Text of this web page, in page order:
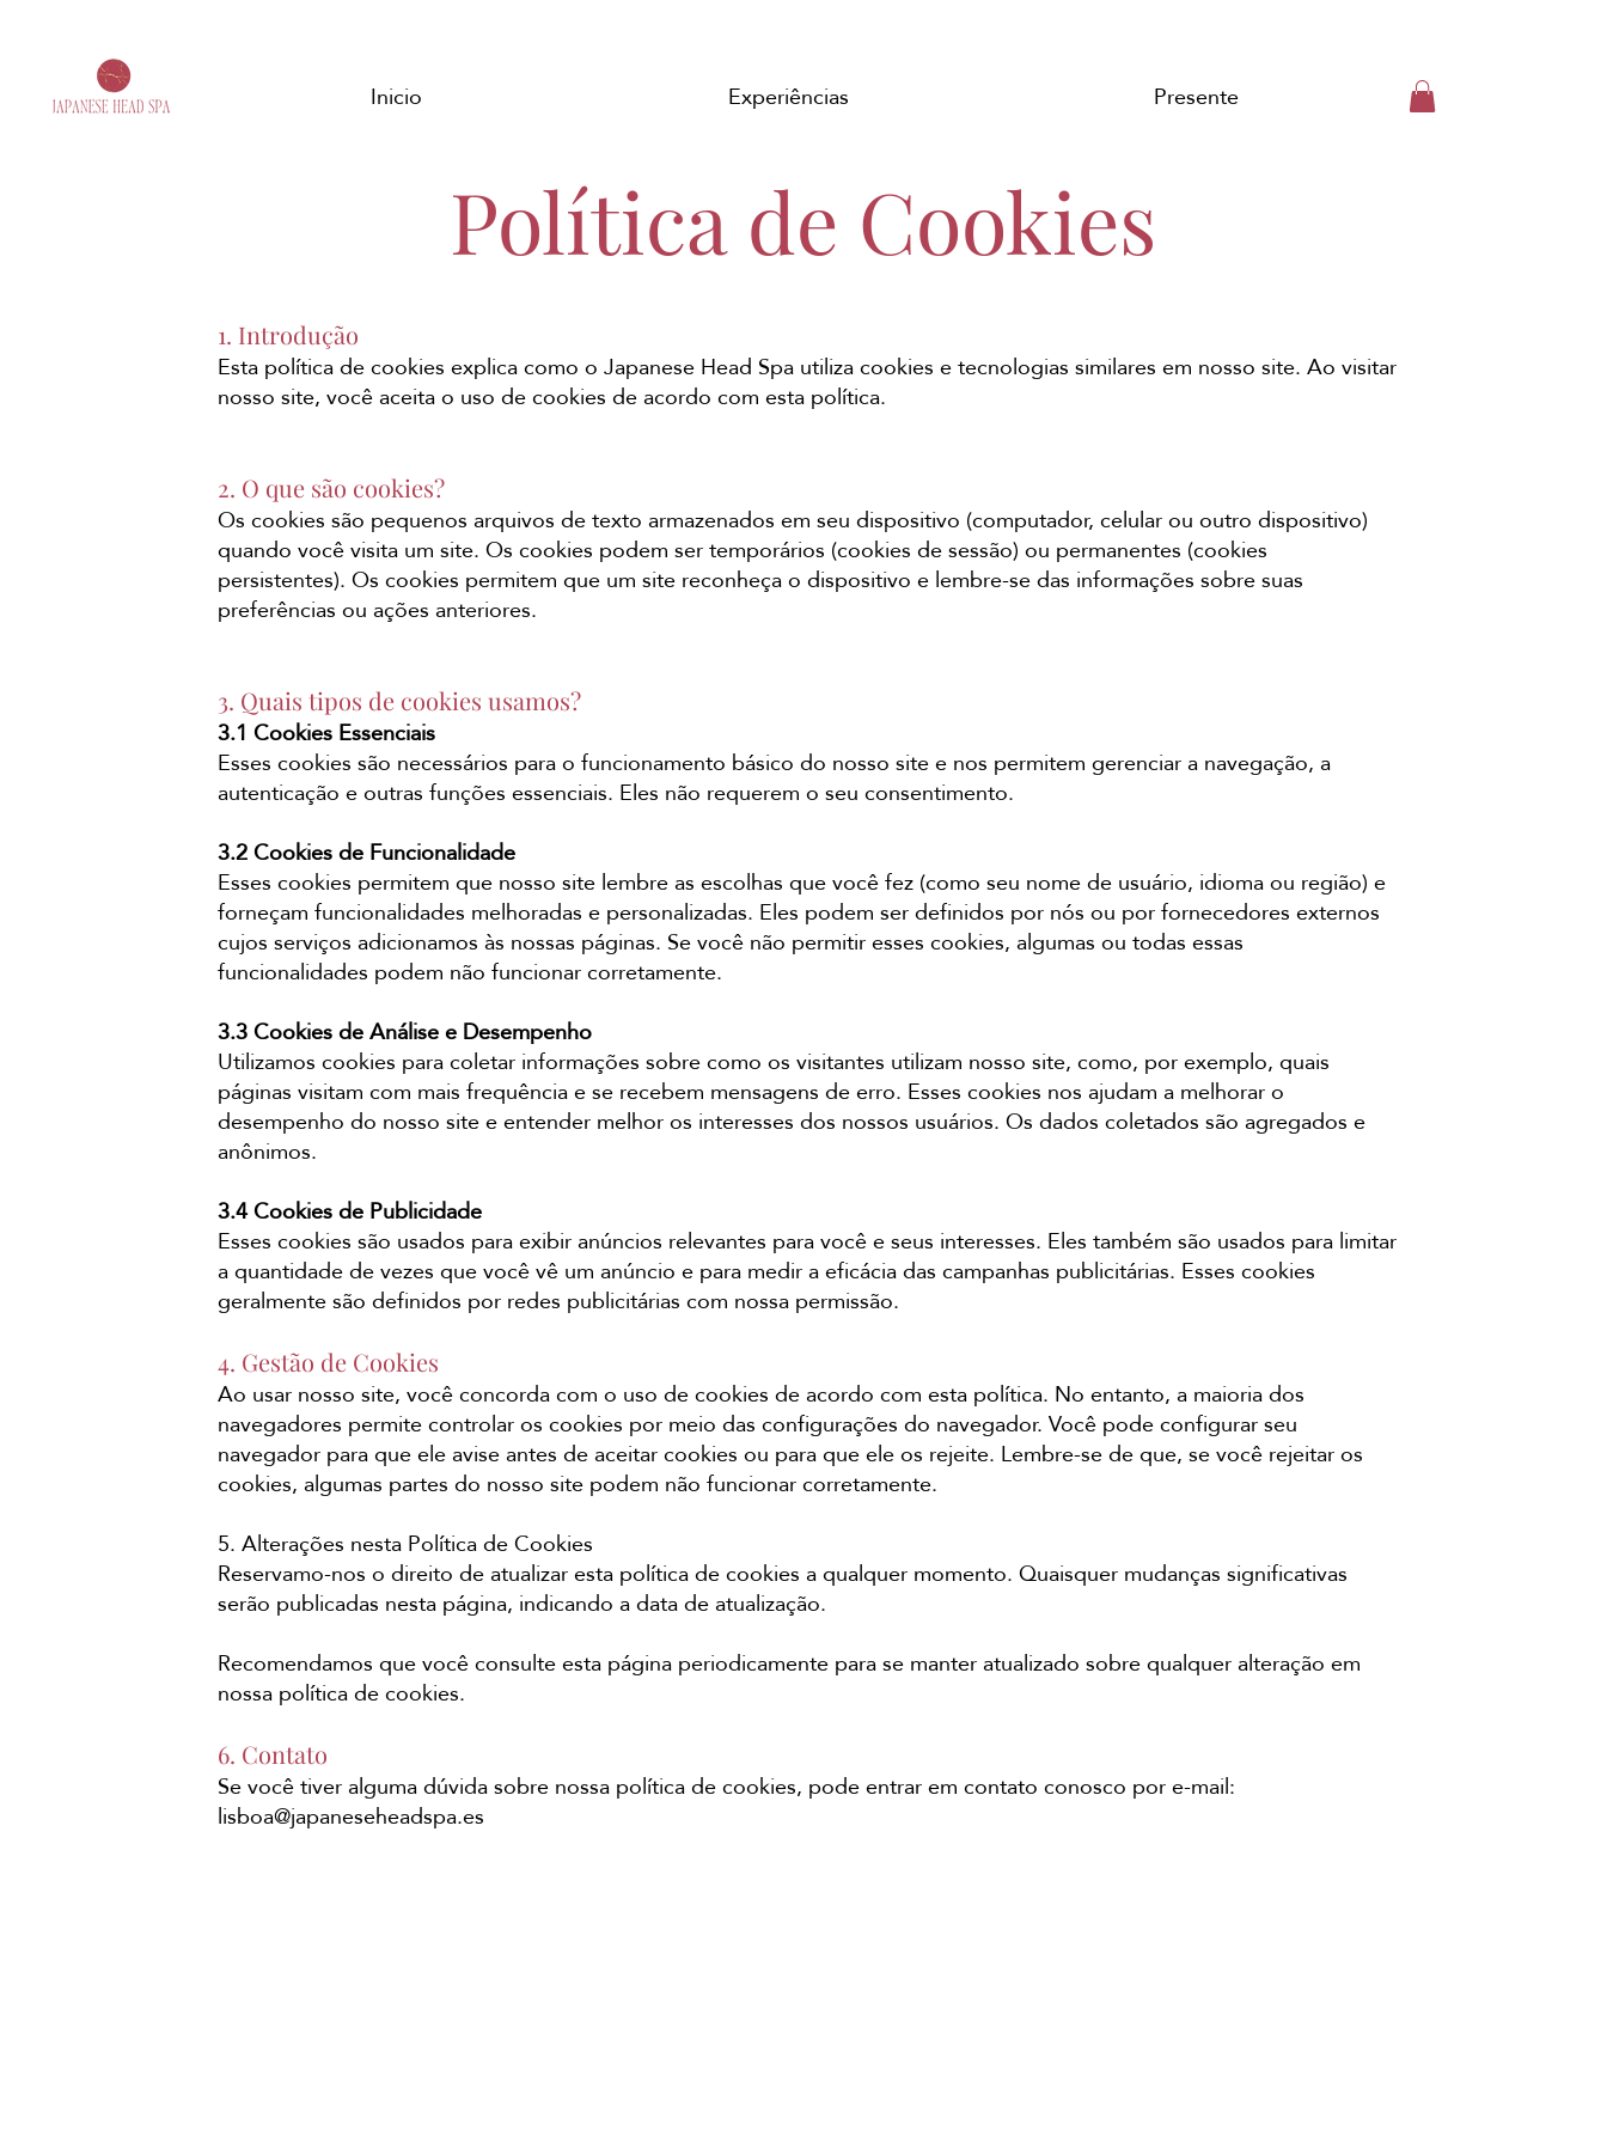
Inicio Experiências Presente
Política de Cookies
1. Introdução
Esta política de cookies explica como o Japanese Head Spa utiliza cookies e tecnologias similares em nosso site. Ao visitar
nosso site, você aceita o uso de cookies de acordo com esta política.
2. O que são cookies?
Os cookies são pequenos arquivos de texto armazenados em seu dispositivo (computador, celular ou outro dispositivo)
quando você visita um site. Os cookies podem ser temporários (cookies de sessão) ou permanentes (cookies
persistentes). Os cookies permitem que um site reconheça o dispositivo e lembre-se das informações sobre suas
preferências ou ações anteriores.
3. Quais tipos de cookies usamos?
3.1 Cookies Essenciais
Esses cookies são necessários para o funcionamento básico do nosso site e nos permitem gerenciar a navegação, a
autenticação e outras funções essenciais. Eles não requerem o seu consentimento.
3.2 Cookies de Funcionalidade
Esses cookies permitem que nosso site lembre as escolhas que você fez (como seu nome de usuário, idioma ou região) e
forneçam funcionalidades melhoradas e personalizadas. Eles podem ser definidos por nós ou por fornecedores externos
cujos serviços adicionamos às nossas páginas. Se você não permitir esses cookies, algumas ou todas essas
funcionalidades podem não funcionar corretamente.
3.3 Cookies de Análise e Desempenho
Utilizamos cookies para coletar informações sobre como os visitantes utilizam nosso site, como, por exemplo, quais
páginas visitam com mais frequência e se recebem mensagens de erro. Esses cookies nos ajudam a melhorar o
desempenho do nosso site e entender melhor os interesses dos nossos usuários. Os dados coletados são agregados e
anônimos.
3.4 Cookies de Publicidade
Esses cookies são usados para exibir anúncios relevantes para você e seus interesses. Eles também são usados para limitar
a quantidade de vezes que você vê um anúncio e para medir a eficácia das campanhas publicitárias. Esses cookies
geralmente são definidos por redes publicitárias com nossa permissão.
4. Gestão de Cookies
Ao usar nosso site, você concorda com o uso de cookies de acordo com esta política. No entanto, a maioria dos
navegadores permite controlar os cookies por meio das configurações do navegador. Você pode configurar seu
navegador para que ele avise antes de aceitar cookies ou para que ele os rejeite. Lembre-se de que, se você rejeitar os
cookies, algumas partes do nosso site podem não funcionar corretamente.
5. Alterações nesta Política de Cookies
Reservamo-nos o direito de atualizar esta política de cookies a qualquer momento. Quaisquer mudanças significativas
serão publicadas nesta página, indicando a data de atualização.
Recomendamos que você consulte esta página periodicamente para se manter atualizado sobre qualquer alteração em
nossa política de cookies.
6. Contato
Se você tiver alguma dúvida sobre nossa política de cookies, pode entrar em contato conosco por e-mail:
lisboa@japaneseheadspa.es